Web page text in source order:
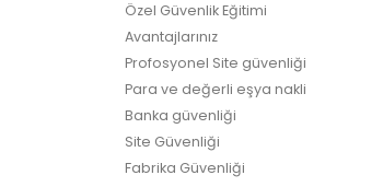
Özel Güvenlik Eğitimi
Avantajlarınız
Profosyonel Site güvenliği
Para ve değerli eşya nakli
Banka güvenliği
Site Güvenliği
Fabrika Güvenliği